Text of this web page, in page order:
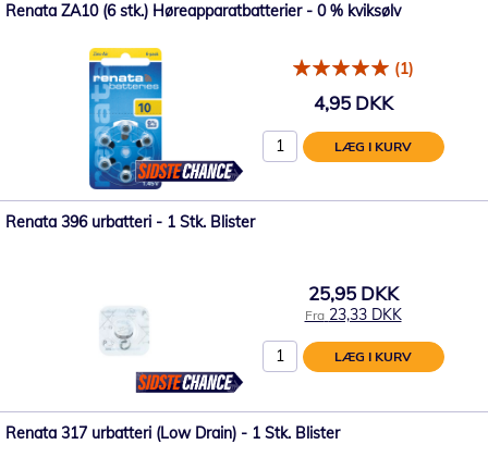
Renata ZA10 (6 stk.) Høreapparatbatterier - 0 % kviksølv
(1)
4,95 DKK
LÆG I KURV
Renata 396 urbatteri - 1 Stk. Blister
25,95 DKK
Fra 23,33 DKK
LÆG I KURV
Renata 317 urbatteri (Low Drain) - 1 Stk. Blister